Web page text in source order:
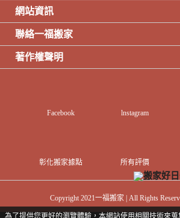
為了提供您更好的瀏覽體驗，本網站使用相關技術來
網站資訊
聯絡一福搬家
著作權聲明
Facebook lnstagram
彰化搬家據點 所有評價
Copyright 2021一福搬家 | All Rights